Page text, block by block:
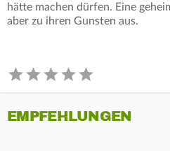
hätte machen dürfen. Eine
aber zu ihren Gunsten aus.
EMPFEHLUNGEN